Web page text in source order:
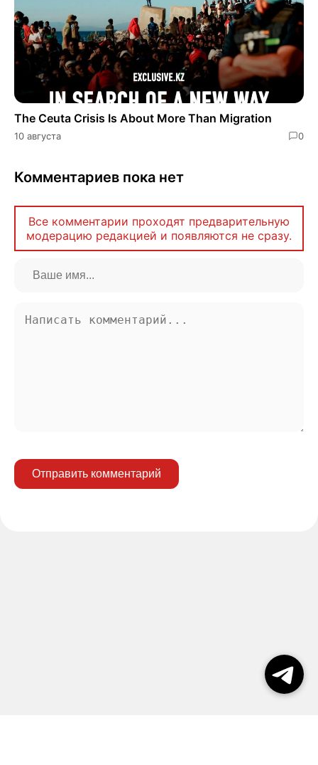
The Ceuta Crisis Is About More Than Migration
10 августа 0
Комментариев пока нет
Все комментарии проходят предварительную
модерацию редакцией и появляются не сразу.
Отправить комментарий